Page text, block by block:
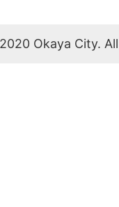
Okaya City.